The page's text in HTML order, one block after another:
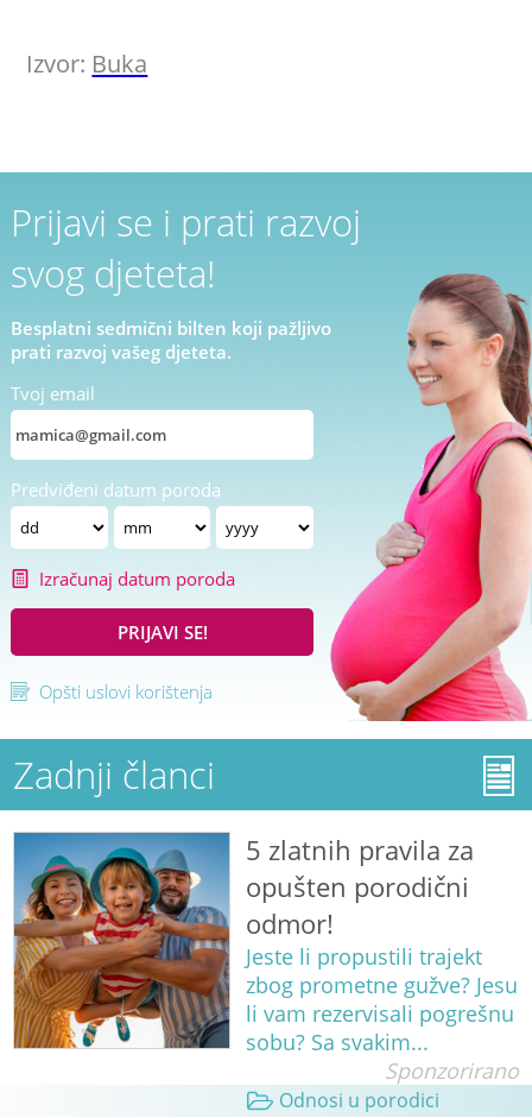
Izvor: Buka
Prijavi se i prati razvoj
svog djeteta!
Besplatni sedmični bilten koji pažljivo
prati razvoj vašeg djeteta.
Tvoj email
Predviđeni datum poroda
Izračunaj datum poroda
PRIJAVI SE!
Opšti uslovi korištenja
Zadnji članci
5 zlatnih pravila za
opušten porodični
odmor!
Jeste li propustili trajekt
zbog prometne gužve? Jesu
li vam rezervisali pogrešnu
sobu? Sa svakim...
Sponzorirano
Odnosi u porodici